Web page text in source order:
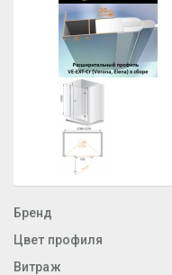
Бренд
Цвет профиля
Витраж